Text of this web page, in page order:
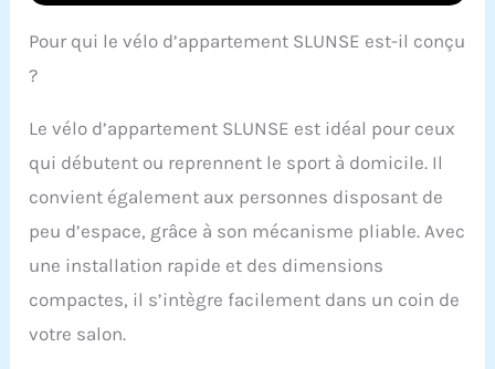
Pour qui le vélo d’appartement SLUNSE est-il conçu
?
Le vélo d’appartement SLUNSE est idéal pour ceux
qui débutent ou reprennent le sport à domicile. Il
convient également aux personnes disposant de
peu d’espace, grâce à son mécanisme pliable. Avec
une installation rapide et des dimensions
compactes, il s’intègre facilement dans un coin de
votre salon.